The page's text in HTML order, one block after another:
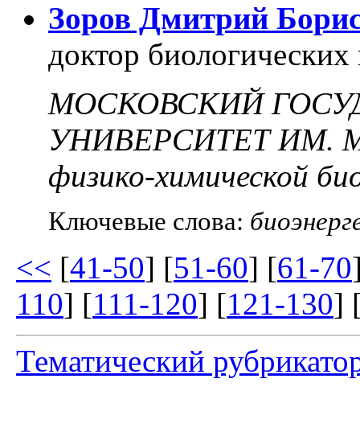
Зоров Дмитрий
доктор
МОСКОВСКИЙ
УНИВЕРСИТЕТ ИМ.
физико-химической
Ключевые слова:
<< [41-50] [51-60] [61-70
110] [111-120] [121-130]
Тематический